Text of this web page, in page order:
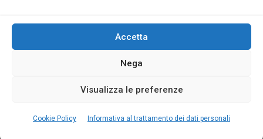
Accetta
Nega
Visualizza le preferenze
Cookie Policy Informativa al trattamento dei dati personali
Copyright Blumatica
MENU